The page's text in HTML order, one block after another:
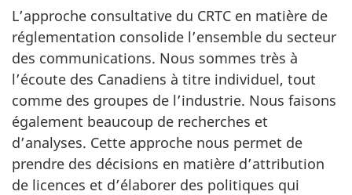
L’approche consultative du CRTC en matière de
réglementation consolide l’ensemble du secteur
des communications. Nous sommes très à
l’écoute des Canadiens à titre individuel, tout
comme des groupes de l’industrie. Nous faisons
également beaucoup de recherches et
d’analyses. Cette approche nous permet de
prendre des décisions en matière d’attribution
de licences et d’élaborer des politiques qui